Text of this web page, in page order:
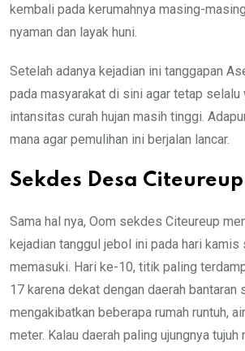
kembali pada kerumahnya masing-
nyaman dan layak huni.
Setelah adanya kejadian ini tanggapan
pada masyarakat di sini agar tetap selalu
intansitas curah hujan masih tinggi.
mana agar pemulihan ini berjalan lancar.
Sekdes Desa Citeureup
Sama hal nya, Oom sekdes Citeureup
kejadian tanggul jebol ini pada hari kamis
memasuki. Hari ke-10, titik paling
17 karena dekat dengan daerah bantaran
mengakibatkan beberapa rumah runtuh,
meter. Kalau daerah paling ujungnya tujuh